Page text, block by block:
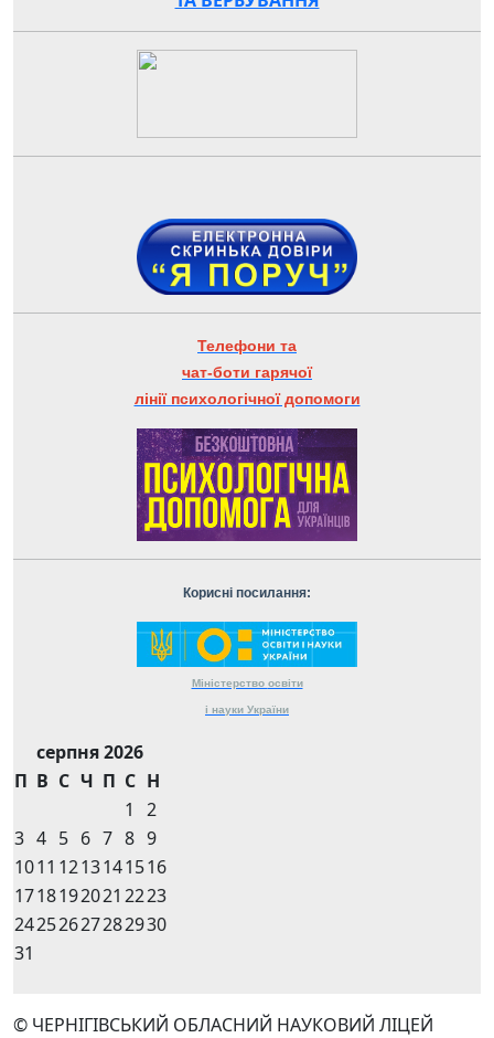
Телефони та
чат-боти гарячої
лінії психологічної допомоги
Корисні посилання:
Міністерство освіти
і науки України
серпня 2026
П В С Ч П С Н
1
2
3 4 5 6 7 8 9
1011 1213141516
1718192021 2223
24252627282930
31
© ЧЕРНІГІВСЬКИЙ ОБЛАСНИЙ НАУКОВИЙ ЛІЦЕЙ